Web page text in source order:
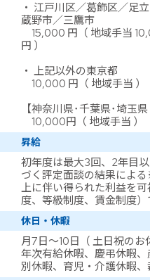
・ 江戸川区／葛飾区／足
蔵野市／三鷹市
15,000 円（ 地域手当
円 ）
・ 上記以外の東京都
10,000 円（ 地域手当 ）
【神奈川県･千葉県･埼玉県
10,000円（ 地域手当 ）
昇給
初年度は最大3回、2年目
づく評定面談の結果によ
上に伴い得られた利益を
度、等級制度、賃金制度）
休日・休暇
月7日～10日（ 土日祝のお
年次有給休暇、慶弔休暇
別休暇、育児・介護休暇